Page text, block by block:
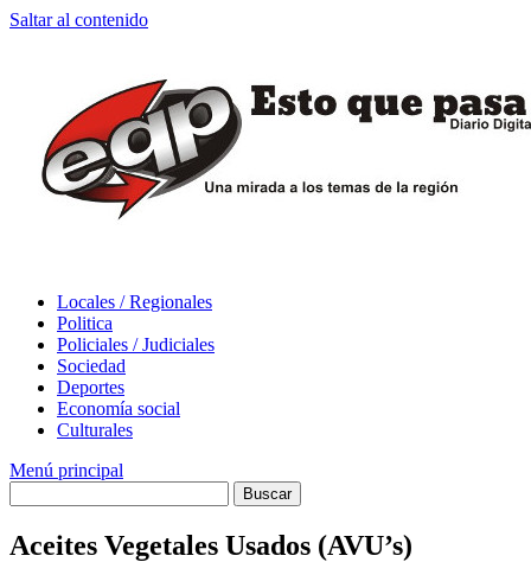
Saltar al contenido
Locales / Regionales
Politica
Policiales / Judiciales
Sociedad
Deportes
Economía social
Culturales
Menú principal
Aceites Vegetales Usados (AVU’s)